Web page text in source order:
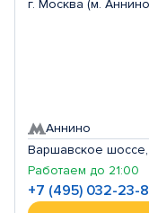
г. Москва (м.
Аннино
Варшавское шоссе,
Работаем до 21:00
+7 (495) 032-23-